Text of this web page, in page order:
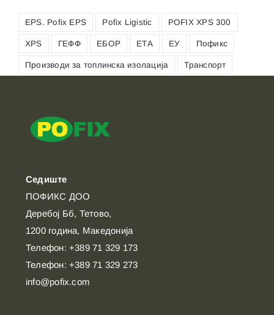
EPS. Pofix EPS Pofix Ligistic POFIX XPS 300
XPS ГЕФФ ЕБОР ЕТА ЕУ Пофикс
Производи за топлинска изолација Транспорт
Седиште
ПОФИКС ДОО
Деребој Бб, Тетово,
1200 година, Македонија
Телефон: +389 71 329 173
Телефон: +389 71 329 273
info@pofix.com